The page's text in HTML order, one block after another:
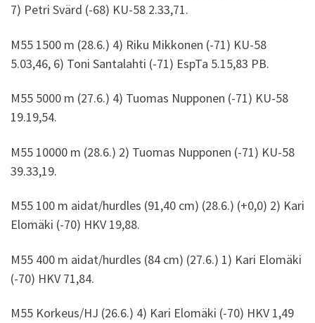
7) Petri Svärd (-68) KU-58 2.33,71.
M55 1500 m (28.6.) 4) Riku Mikkonen (-71) KU-58
5.03,46, 6) Toni Santalahti (-71) EspTa 5.15,83 PB.
M55 5000 m (27.6.) 4) Tuomas Nupponen (-71) KU-58
19.19,54.
M55 10000 m (28.6.) 2) Tuomas Nupponen (-71) KU-58
39.33,19.
M55 100 m aidat/hurdles (91,40 cm) (28.6.) (+0,0) 2) Kari
Elomäki (-70) HKV 19,88.
M55 400 m aidat/hurdles (84 cm) (27.6.) 1) Kari Elomäki
(-70) HKV 71,84.
M55 Korkeus/HJ (26.6.) 4) Kari Elomäki (-70) HKV 1,49